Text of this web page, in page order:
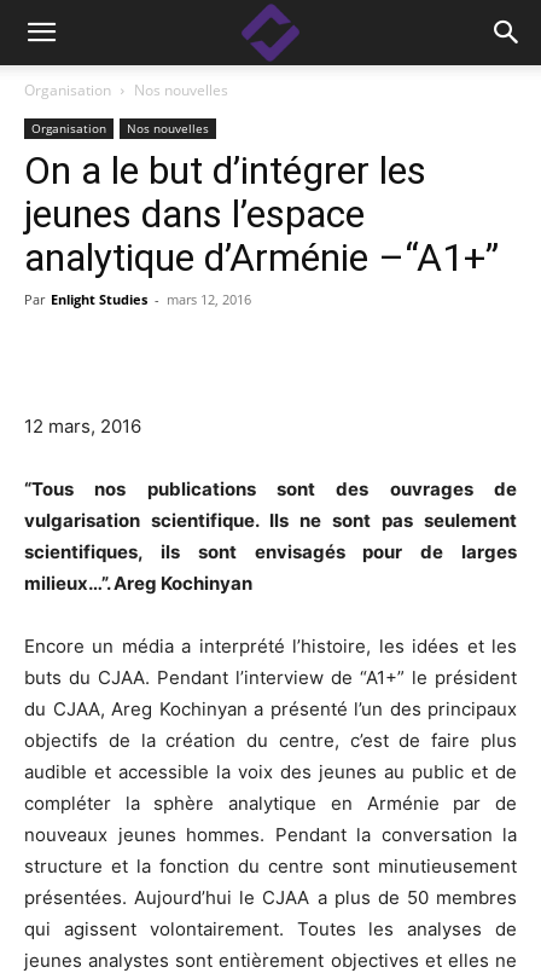
Organisation Nos nouvelles
Organisation Nos nouvelles
On a le but d’intégrer les
jeunes dans l’espace
analytique d’Arménie –“A1+”
Par Enlight Studies - mars 12, 2016
12 mars, 2016
“Tous nos publications sont des ouvrages de
vulgarisation scientifique. Ils ne sont pas seulement
scientifiques, ils sont envisagés pour de larges
milieux…”. Areg Kochinyan
Encore un média a interprété l’histoire, les idées et les
buts du CJAA. Pendant l’interview de “A1+” le président
du CJAA, Areg Kochinyan a présenté l’un des principaux
objectifs de la création du centre, c’est de faire plus
audible et accessible la voix des jeunes au public et de
compléter la sphère analytique en Arménie par de
nouveaux jeunes hommes. Pendant la conversation la
structure et la fonction du centre sont minutieusement
présentées. Aujourd’hui le CJAA a plus de 50 membres
qui agissent volontairement. Toutes les analyses de
jeunes analystes sont entièrement objectives et elles ne